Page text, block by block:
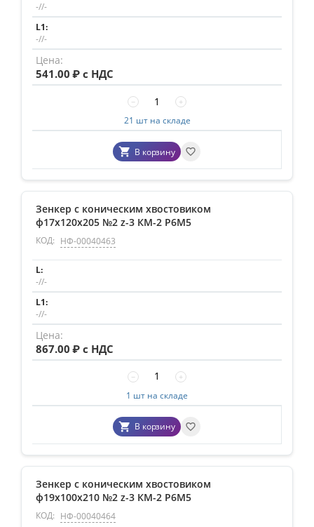
-//-
-//-
541.00 ₽ с НДС
+
−
21 шт на складе
В корзину
Зенкер с коническим хвостовиком
ф17х120х205 №2 z-3 КМ-2 Р6М5
КОД: НФ-00040463
-//-
-//-
867.00 ₽ с НДС
+
−
1 шт на складе
В корзину
Зенкер с коническим хвостовиком
ф19х100х210 №2 z-3 КМ-2 Р6М5
КОД: НФ-00040464